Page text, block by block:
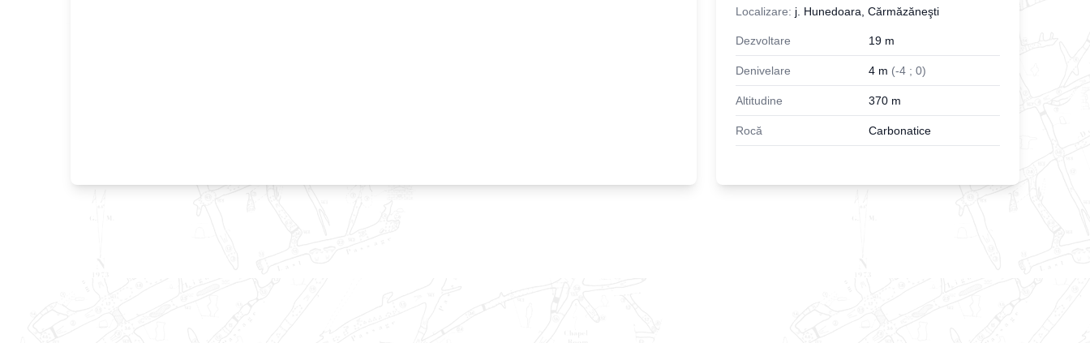
Localizare: j. Hunedoara, Cărmăzăneşti
Dezvoltare 19 m
Denivelare 4 m (-4 ; 0)
Altitudine 370 m
Rocă Carbonatice